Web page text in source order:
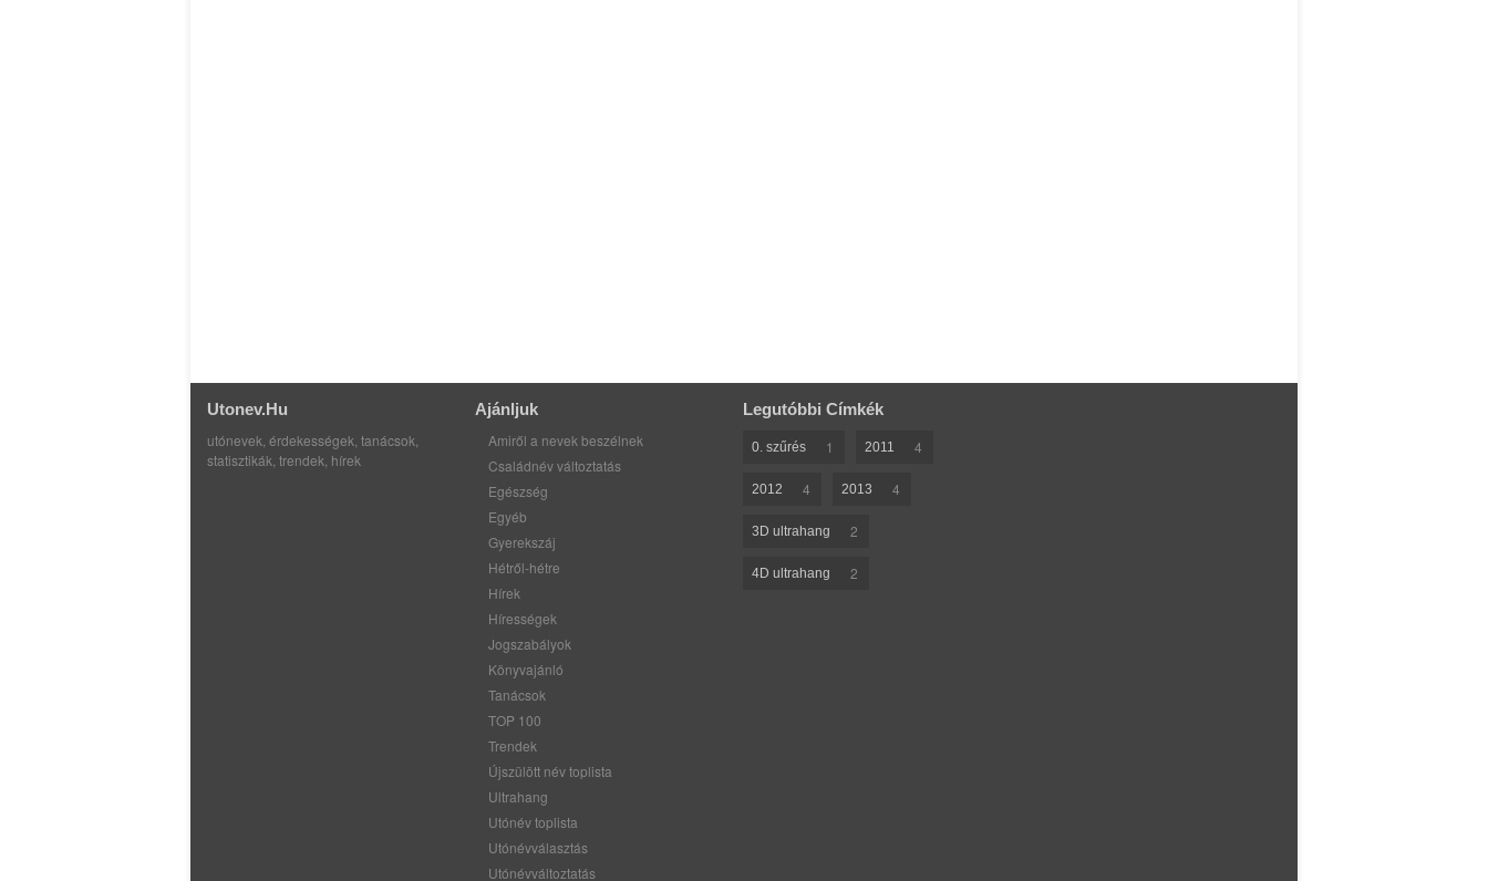
Utonev.hu
utónevek, érdekességek, tanácsok,
statisztikák, trendek, hírek
Ajánljuk
Amiről a nevek beszélnek
Családnév változtatás
Egészség
Egyéb
Gyerekszáj
Hétről-hétre
Hírek
Hírességek
Jogszabályok
Könyvajánló
Tanácsok
TOP 100
Trendek
Újszülött név toplista
Ultrahang
Utónév toplista
Utónévválasztás
Utónévváltoztatás
Legutóbbi Címkék
0. szűrés 1 2011 4
2012 4 2013 4
3D ultrahang 2
4D ultrahang 2